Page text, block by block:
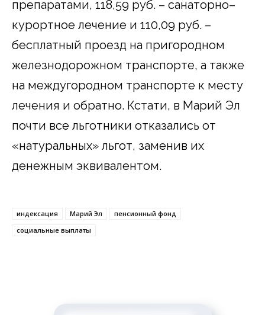
препаратами, 118,59 руб. – санаторно–
курортное лечение и 110,09 руб. –
бесплатный проезд на пригородном
железнодорожном транспорте, а также
на междугородном транспорте к месту
лечения и обратно. Кстати, в Марий Эл
почти все льготники отказались от
«натуральных» льгот, заменив их
денежным эквивалентом.
индексация Марий Эл
пенсионный фонд
социальные выплаты